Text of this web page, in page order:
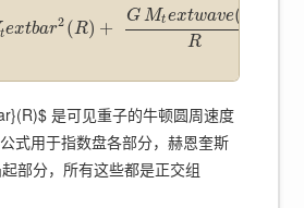
textbar2 (R) +
GMtextwave(
R
是可见重子的牛顿圆周速度
式用于指数盘各部分，赫恩奎斯
部分，所有这些都是正交组